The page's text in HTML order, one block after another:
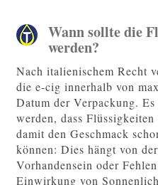
Wann sollte die
werden?
Nach italienischem Recht
die e-cig innerhalb von
Datum der Verpackung. Es
werden, dass Flüssigkeiten
damit den Geschmack
können: Dies hängt von
Vorhandensein oder
Einwirkung von